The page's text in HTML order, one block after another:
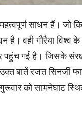
साधन हैं। जो
है। वही गौरैया विश्व के
पहुंच गई है। जिसके
बातें रजत सिनर्जी
को सामनेघाट